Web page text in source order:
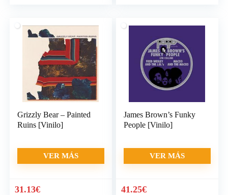
Grizzly Bear – Painted
Ruins [Vinilo]
VER MÁS
31.13€
James Brown’s Funky
People [Vinilo]
VER MÁS
41.25€